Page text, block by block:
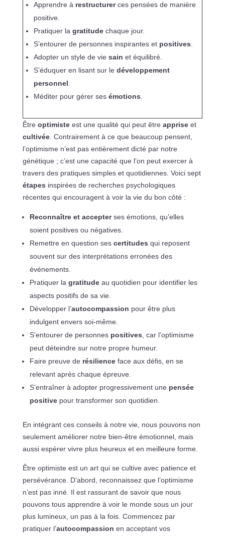
Apprendre à restructurerces pensées de manière
positive.
Pratiquer la gratitudechaque jour.
S’entourer de personnes inspirantes et positives
Adopter un style de vie sain et équilibré.
S’éduquer en lisant sur le développement
personnel
Méditer pour gérer ses émotions
Être optimisteest une qualité qui peut être appriseet
cultivée. Contrairement à ce que beaucoup pensent,
l’optimisme n’est pas entièrement dicté par notre
génétique ; c’est une capacité que l’on peut exercer à
travers des pratiques simples et quotidiennes. Voici sept
étapes inspirées de recherches psychologiques
récentes qui encouragent à voir la vie du bon côté :
Reconnaître et accepterses émotions, qu’elles
soient positives ou négatives.
Remettre en question ses certitudes qui reposent
souvent sur des interprétations erronées des
événements.
Pratiquer la gratitudeau quotidien pour identifier les
aspects positifs de sa vie.
Développer l’autocompassion pour être plus
indulgent envers soi-même.
S’entourer de personnes positives , car l’optimisme
peut déteindre sur notre propre humeur.
Faire preuve de résilienceface aux défis, en se
relevant après chaque épreuve.
S’entraîner à adopter progressivement une pensée
positivepour transformer son quotidien.
En intégrant ces conseils à notre vie, nous pouvons non
seulement améliorer notre bien-être émotionnel, mais
aussi espérer vivre plus heureux et en meilleure forme.
Être optimiste est un art qui se cultive avec patience et
persévérance. D’abord, reconnaissez que l’optimisme
n’est pas inné. Il est rassurant de savoir que nous
pouvons tous apprendre à voir le monde sous un jour
plus lumineux, un pas à la fois. Commencez par
pratiquer l’autocompassion en acceptant vos